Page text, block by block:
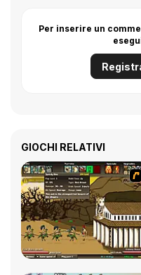
Per inserire un
GIOCHI RELATIVI